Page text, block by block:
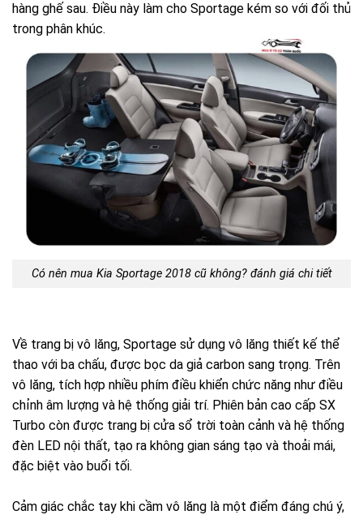
hàng ghế sau. Điều này làm cho Sportage kém so với đối thủ
trong phân khúc.
Có nên mua Kia Sportage 2018 cũ không? đánh giá chi tiết
Về trang bị vô lăng, Sportage sử dụng vô lăng thiết kế thể
thao với ba chấu, được bọc da giả carbon sang trọng. Trên
vô lăng, tích hợp nhiều phím điều khiển chức năng như điều
chỉnh âm lượng và hệ thống giải trí. Phiên bản cao cấp SX
Turbo còn được trang bị cửa sổ trời toàn cảnh và hệ thống
đèn LED nội thất, tạo ra không gian sáng tạo và thoải mái,
đặc biệt vào buổi tối.
Cảm giác chắc tay khi cầm vô lăng là một điểm đáng chú ý,